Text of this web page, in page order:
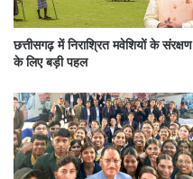
छत्तीसगढ़ में निराश्रित मवेशियों के संरक्षण
के लिए बड़ी पहल